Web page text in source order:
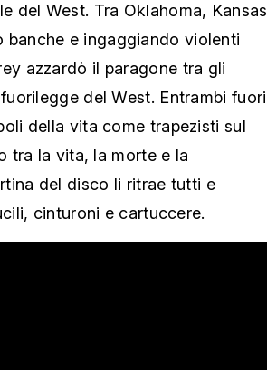
del West. Tra Oklahoma, Kansas
banche e ingaggiando violenti
azzardò il paragone tra gli
del West. Entrambi fuori
della vita come trapezisti sul
tra la vita, la morte e la
del disco li ritrae tutti e
cinturoni e cartuccere.